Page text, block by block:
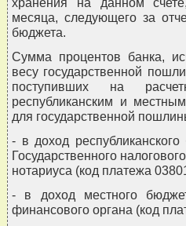
месяца, следующего за
бюджета.
Сумма процентов банка,
весу государственной
поступивших на
республиканским и
для государственной
- в доход
Государственного
нотариуса (код платежа
- в доход местного
финансового органа (код